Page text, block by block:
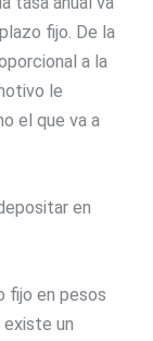
fijo. De la
a la
le
el que va a
en
fijo en pesos
existe un